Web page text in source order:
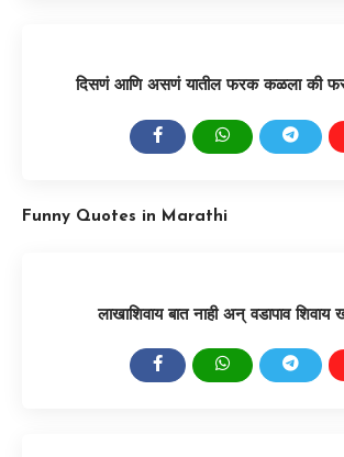
दिसणं आणि असणं यातील फरक कळला की
Funny Quotes in Marathi
लाखाशिवाय बात नाही अन् वडापाव शिवाय